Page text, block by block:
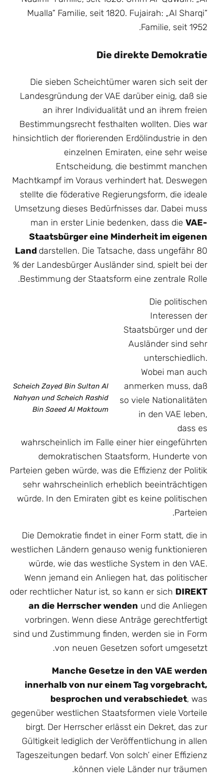
Mualla“ Familie, seit 1820. Fujairah: „Al Sharqi“
Familie, seit 1952.
Die direkte Demokratie
Die sieben Scheichtümer waren sich seit der
Landesgründung der VAE darüber einig, daß sie
an ihrer Individualität und an ihrem freien
Bestimmungsrecht festhalten wollten. Dies war
hinsichtlich der florierenden Erdölindustrie in den
einzelnen Emiraten, eine sehr weise
Entscheidung, die bestimmt manchen
Machtkampf im Voraus verhindert hat. Deswegen
stellte die föderative Regierungsform, die ideale
Umsetzung dieses Bedürfnisses dar. Dabei muss
man in erster Linie bedenken, dass die VAE-
Staatsbürger eine Minderheit im eigenen
Land darstellen. Die Tatsache, dass ungefähr 80
% der Landesbürger Ausländer sind, spielt bei der
Bestimmung der Staatsform eine zentrale Rolle.
Scheich Zayed Bin Sultan Al
Nahyan und Scheich Rashid
Bin Saeed Al Maktoum
Die politischen
Interessen der
Staatsbürger und der
Ausländer sind sehr
unterschiedlich.
Wobei man auch
anmerken muss, daß
so viele Nationalitäten
in den VAE leben,
dass es
wahrscheinlich im Falle einer hier eingeführten
demokratischen Staatsform, Hunderte von
Parteien geben würde, was die Effizienz der Politik
sehr wahrscheinlich erheblich beeinträchtigen
würde. In den Emiraten gibt es keine politischen
Parteien.
Die Demokratie findet in einer Form statt, die in
westlichen Ländern genauso wenig funktionieren
würde, wie das westliche System in den VAE.
Wenn jemand ein Anliegen hat, das politischer
oder rechtlicher Natur ist, so kann er sich DIREKT
an die Herrscher wenden und die Anliegen
vorbringen. Wenn diese Anträge gerechtfertigt
sind und Zustimmung finden, werden sie in Form
von neuen Gesetzen sofort umgesetzt.
Manche Gesetze in den VAE werden
innerhalb von nur einem Tag vorgebracht,
besprochen und verabschiedet, was
gegenüber westlichen Staatsformen viele Vorteile
birgt. Der Herrscher erlässt ein Dekret, das zur
Gültigkeit lediglich der Veröffentlichung in allen
Tageszeitungen bedarf. Von solch’ einer Effizienz
können viele Länder nur träumen.